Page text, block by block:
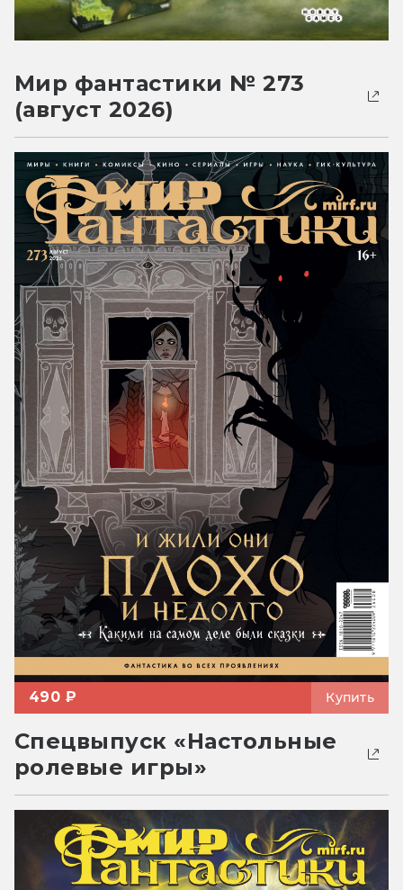
Мир фантастики № 273
(август 2026)
490 ₽ Купить
Спецвыпуск «Настольные
ролевые игры»